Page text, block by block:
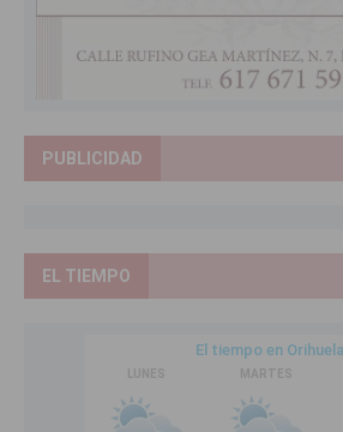
PUBLICIDAD
EL TIEMPO